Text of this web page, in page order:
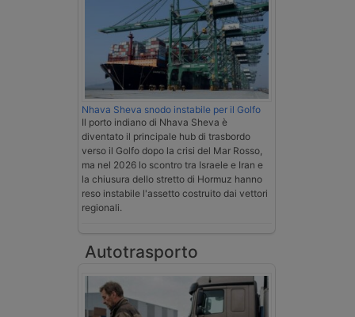
Nhava Sheva snodo instabile per il Golfo
Il porto indiano di Nhava Sheva è
diventato il principale hub di trasbordo
verso il Golfo dopo la crisi del Mar Rosso,
ma nel 2026 lo scontro tra Israele e Iran e
la chiusura dello stretto di Hormuz hanno
reso instabile l'assetto costruito dai vettori
regionali.
Autotrasporto